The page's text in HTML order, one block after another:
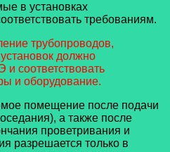
в установках
требованиям.
трубопроводов,
должно
и соответствовать
и оборудование.
помещение после подачи
а также после
проветривания и
разрешается только в